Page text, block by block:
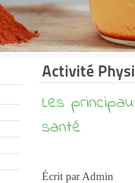
Activité
Les
santé
Écrit par Admin